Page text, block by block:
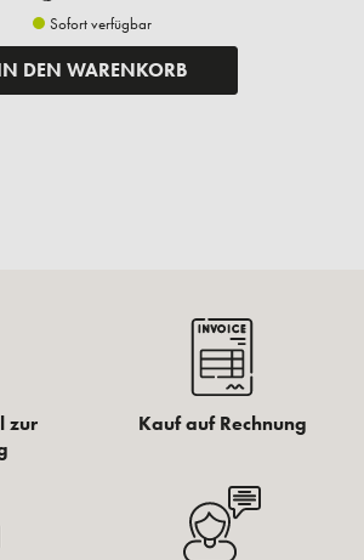
Sofort verfügbar
DEN WARENKORB
zur
Kauf auf Rechnung